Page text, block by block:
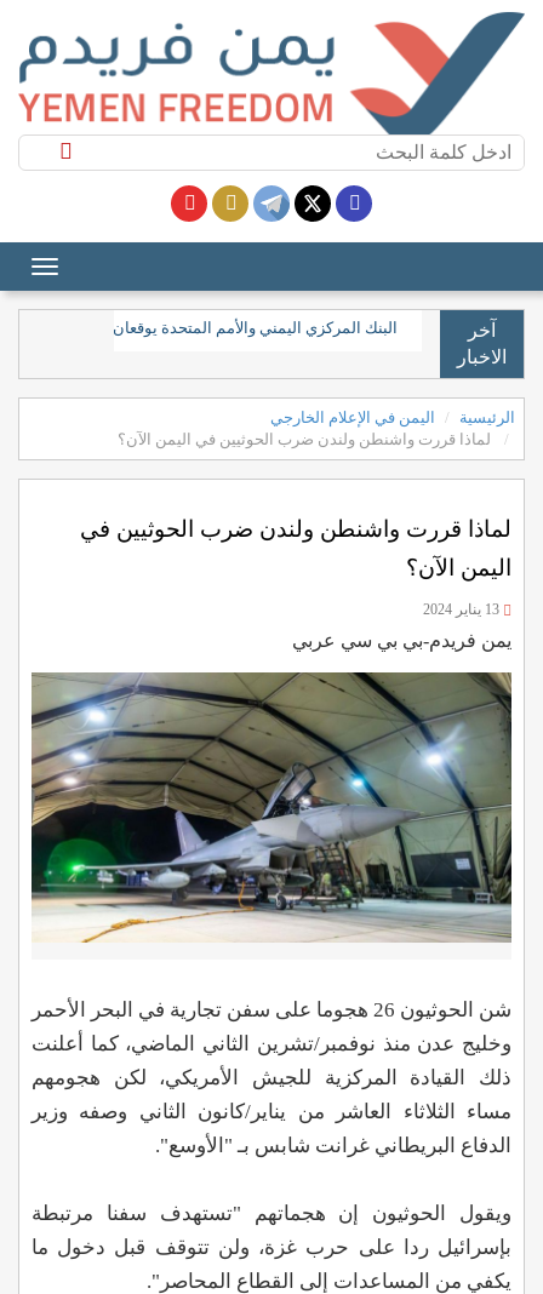
آخر
الاخبار
البنك المركزي اليمني والأمم المتحدة يوقعان مذكرة تفاهم
الرئيسية
اليمن في الإعلام الخارجي
لماذا قررت واشنطن ولندن ضرب الحوثيين في اليمن الآن؟
لماذا قررت واشنطن ولندن ضرب الحوثيين في
اليمن الآن؟
يمن فريدم-بي بي سي عربي
شن الحوثيون 26 هجوما على سفن تجارية في البحر الأحمر
وخليج عدن منذ نوفمبر/تشرين الثاني الماضي، كما أعلنت
ذلك القيادة المركزية للجيش الأمريكي، لكن هجومهم
مساء الثلاثاء العاشر من يناير/كانون الثاني وصفه وزير
الدفاع البريطاني غرانت شابس بـ "الأوسع".
ويقول الحوثيون إن هجماتهم "تستهدف سفنا مرتبطة
بإسرائيل ردا على حرب غزة، ولن تتوقف قبل دخول ما
يكفي من المساعدات إلى القطاع المحاصر".